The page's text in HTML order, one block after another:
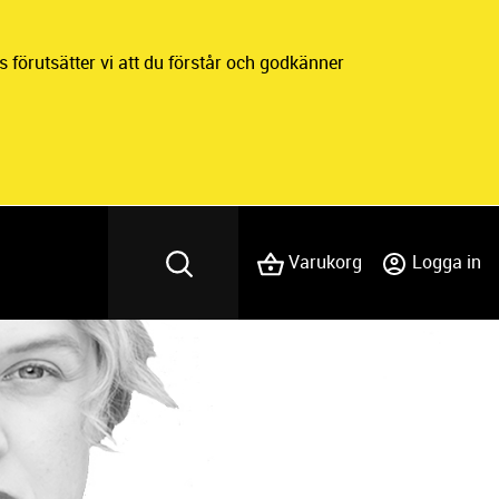
förutsätter vi att du förstår och godkänner
Varukorg Logga in